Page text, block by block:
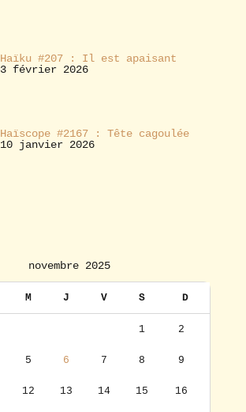
Haïku #207 : Il est apaisant
3 février 2026
Haïscope #2167 : Tête cagoulée
10 janvier 2026
novembre 2025
M J V S D
1 2
5 6 7 8 9
12 13 14 15 16